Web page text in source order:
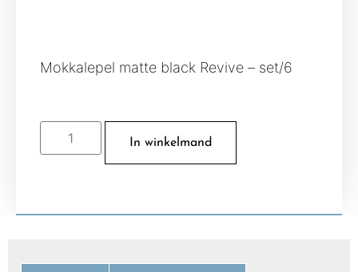
Mokkalepel matte black Revive – set/6
In winkelmand